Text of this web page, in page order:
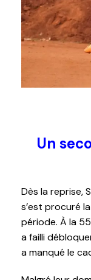
Un
Dès la reprise,
s’est procuré
période. À la
a failli
a manqué le